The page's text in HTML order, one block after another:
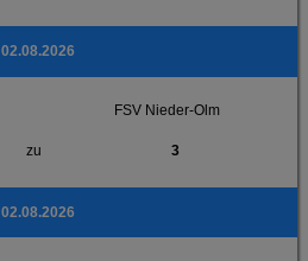
02.08.2026
FSV Nieder-Olm
zu 3
02.08.2026